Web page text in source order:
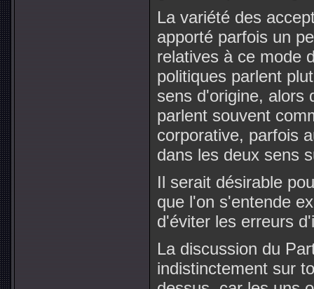
La variété des
apporté parfois un
relatives à ce mode
politiques parlent
sens d'origine, alors
parlent souvent
corporative, parfois
dans les deux sens
Il serait désirable
que l'on s'entende
d'éviter les erreurs
La discussion du
indistinctement sur